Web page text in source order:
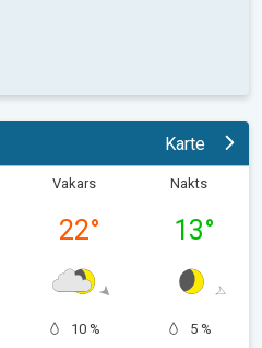
Karte
Vakars
22°
10 %
Nakts
13°
5 %